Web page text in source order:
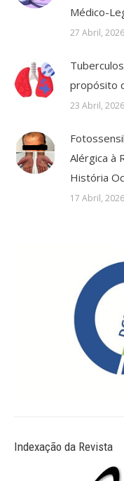
Médico-
27 Abril, 2026
propósito
23 Abril, 2026
Alérgica à
História
17 Abril, 2026
Indexação da Revista